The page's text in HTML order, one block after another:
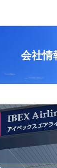
会社情